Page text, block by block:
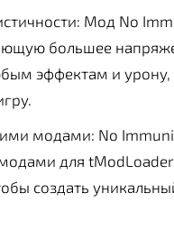
Мод No
большее
эффектам и урону,
модами: No
для
создать